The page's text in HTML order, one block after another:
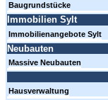
Baugrundstücke
Immobilien Sylt
Immobilienangebote Sylt
Neubauten
Massive Neubauten
Hausverwaltung